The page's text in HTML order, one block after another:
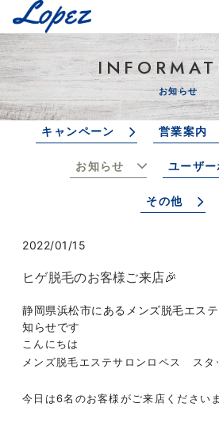
お知らせ
キャンペーン 営業案内
お知らせ ユーザー
その他
2022/01/15
ヒゲ脱毛のお客様ご来店🎉
静岡県浜松市にあるメンズ脱毛エス
知らせです
こんにちは
メンズ脱毛エステサロンロペス スタ
今日は6名のお客様がご来店ください